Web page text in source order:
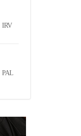
IRV
PAL